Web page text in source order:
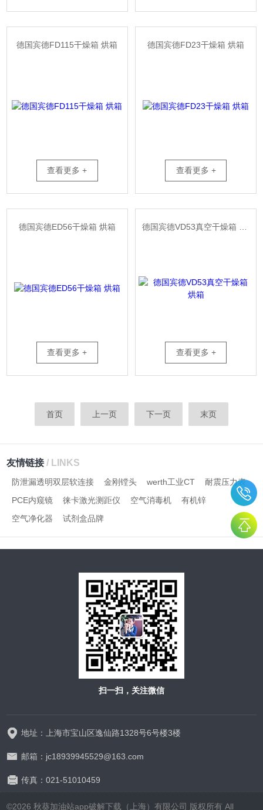
德国宾德FD115干燥箱 烘箱
查看更多 +
德国宾德FD23干燥箱 烘箱
查看更多 +
德国宾德ED56干燥箱 烘箱
查看更多 +
德国宾德VD53真空干燥箱 烘箱
查看更多 +
首页 上一页 下一页 末页
友情链接/ LINKS
防泄漏透明双层软连接 金刚镗头 werth工业CT
耐震压力表
PCE内窥镜
徕卡激光测距仪 空气消毒机
有机锌
空气净化器
试剂盒品牌
扫一扫，关注微信
地址：上海市宝山区逸仙路1328号6号楼3楼
邮箱：jc18939945529@163.com
传真：021-51010459
©2026 秋葵加油站app破解下载（上海）有限公司 版权所有 All